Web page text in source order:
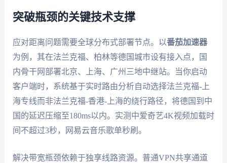
突破瓶颈的关键技术支撑
应对距离问题需要全球分布式部署节点。以番茄加速器
为例，其在法兰克福、柏林等德国城市设有接入点，国
内骨干网部署北京、上海、广州三地中继站。当你启动
客户端时，系统基于实时路由分析自动选择法兰克福-上
海专线而非法兰克福-香港-上海的绕行路径，将德国到中
国的延迟压缩至180ms以内。实测中爱奇艺4K视频加载时
间不超过3秒，网易云音乐歌单秒刷。
解决带宽瓶颈依赖于独享线路资源。普通VPN共享通道